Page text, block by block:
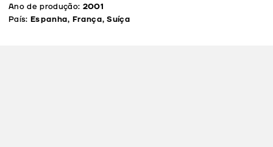
Ano de produção: 2001
País: Espanha, França, Suíça